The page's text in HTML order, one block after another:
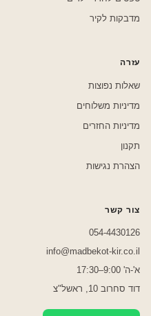
מדבקות לקיר
עזרה
שאלות נפוצות
מדיניות משלוחים
מדיניות החזרים
תקנון
הצהרת נגישות
צור קשר
054-4430126
info@madbekot-kir.co.il
א'-ה' 9:00–17:30
דוד סחרוב 10, ראשל"צ